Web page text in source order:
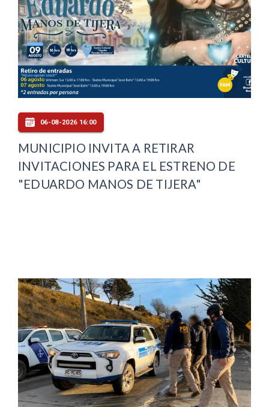
06-08-2026 16:00
MUNICIPIO INVITA A RETIRAR
INVITACIONES PARA EL ESTRENO DE
"EDUARDO MANOS DE TIJERA"